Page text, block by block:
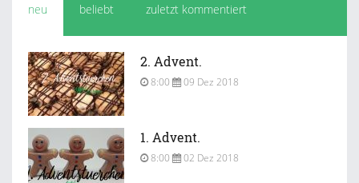
neu beliebt zuletzt kommentiert
2. Advent.
8:00 09 Dez 2018
1. Advent.
8:00 02 Dez 2018